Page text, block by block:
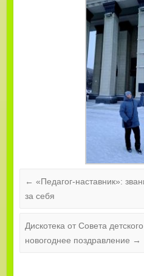
← «Педагог‑наставник»:
за себя
Дискотека от Совета
новогоднее поздравление →